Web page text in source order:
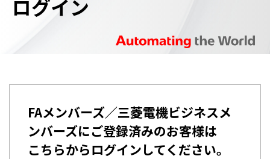
ログイン
FAメンバーズ／三菱電機ビジネスメ
ンバーズにご登録済みのお客様は
こちらからログインしてください。